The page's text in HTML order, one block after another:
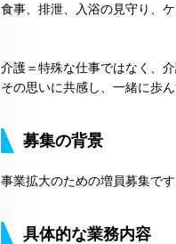
食事、排泄、入浴の見守り、
介護＝特殊な仕事ではなく、
その思いに共感し、一緒に歩
募集の背景
事業拡大のための増員募集です
具体的な業務内容